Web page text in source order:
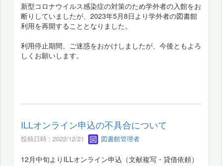
新型コロナウイルス感染症の対策のため学外者の入館をお
断りしていましたが、2023年5月8日より学外者の図書館
利用を再開することとなりました。
利用停止期間、ご迷惑をおかけしましたが、今後ともよろ
しくお願いします。
ILLオンライン申込の不具合について
投稿日時 : 2022/12/21 図書館管理者
12月中旬よりILLオンライン申込（文献複写・貸借依頼）